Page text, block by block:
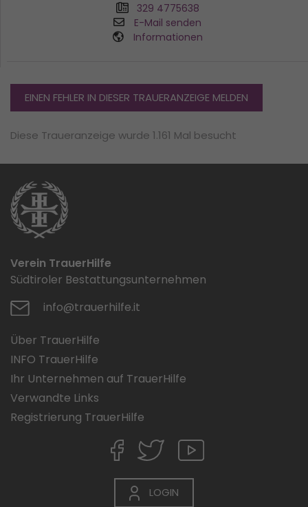
329 4775638
E-Mail senden
Informationen
EINEN FEHLER IN DIESER TRAUERANZEIGE MELDEN
Diese Traueranzeige wurde 1.161 Mal besucht
Verein TrauerHilfe
Südtiroler Bestattungsunternehmen
info@trauerhilfe.it
Über TrauerHilfe
INFO TrauerHilfe
Ihr Unternehmen auf TrauerHilfe
Verwandte Links
Registrierung TrauerHilfe
LOGIN